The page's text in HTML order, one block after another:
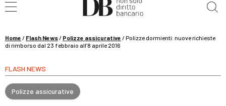
WEBINAR / 29 settembre
Pignoramento presso terzi e ruolo della banca
Home / Flash News/ Polizze assicurative /Polizze dormienti: nuove richieste
di rimborso dal 23 febbraio all’8 aprile 2016
FLASH NEWS
Polizze assicurative